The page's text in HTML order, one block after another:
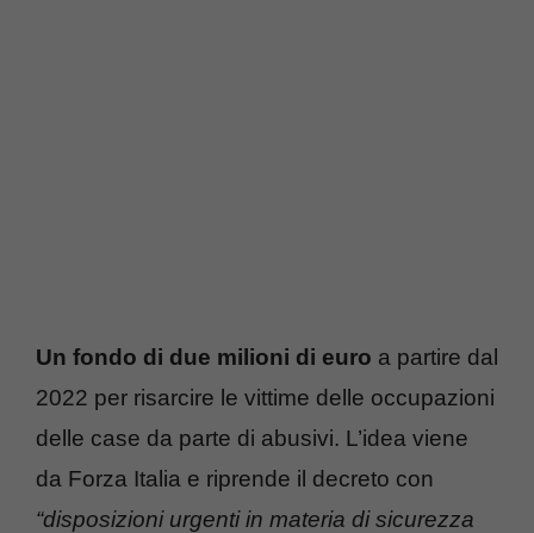
Un fondo di due milioni di euro a partire dal
2022 per risarcire le vittime delle occupazioni
delle case da parte di abusivi. L’idea viene
da Forza Italia e riprende il decreto con
“disposizioni urgenti in materia di sicurezza